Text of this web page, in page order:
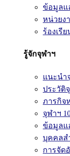
ข้อมูลแ
หน่วยง
ร้องเรี
รู้จักจุฬาฯ
แนะนำ
ประวัติ
ภารกิจ
จุฬาฯ
ข้อมูลแ
บุคคลส
การจัด